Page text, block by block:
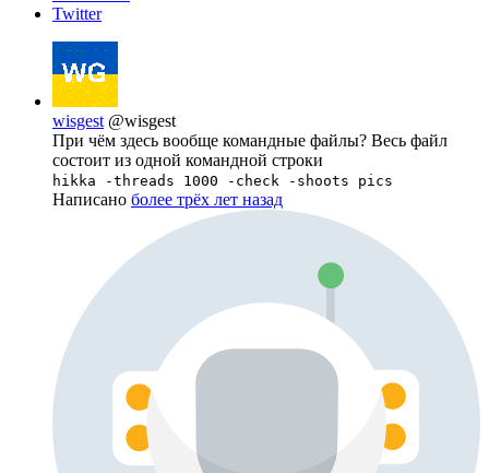
Twitter
wisgest @wisgest
При чём здесь вообще командные файлы? Весь файл
состоит из одной командной строки
hikka -threads 1000 -check -shoots pics
Написано более трёх лет назад